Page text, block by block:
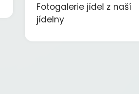
Fotogalerie jídel z naší
jídelny